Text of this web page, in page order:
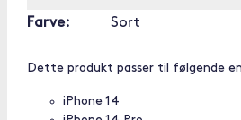
Farve:
Sort
Dette produkt passer til følgende
iPhone 14